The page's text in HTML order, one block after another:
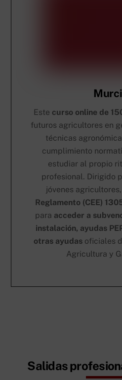
Este curso online de
futuros agricultores en
técnicas
cumplimiento
estudiar al propio
profesional. Dirigido
jóvenes agricultores,
Reglamento (CEE)
para acceder a
instalación, ayudas
otras ayudas oficiales
Agricultura y
Salidas